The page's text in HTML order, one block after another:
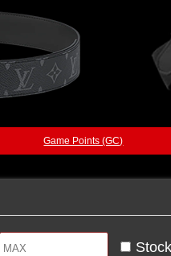
Game Points (GC)